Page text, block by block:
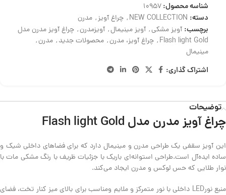
شناسه محصول:10957
دسته: NEW COLLECTION
, چراغ آویز, مدرن
برچسب: آویز مشکی, آویز مینیمال, آویزمدرن, چراغ آویز مدرن مدل
Flash light Gold
, چراغ آویز، مدرن, محصولات جدید, مدرن,
مینیمال
اشتراک گذاری:
توضیحات
چراغ آویز مدرن مدل Flash light Gold
این آویز سقفی یک طراحی مدرن و مینیمال دارد که برای فضاهای داخلی شیک و
ساده ایده‌آل است.طراحی استوانه‌ای باریک با جزئیات ظریف با رنگ مشکی مات با
نوار طلایی که حس لوکس و مدرن ایجاد می‌کند.
منبع نورLED داخلی با نور متمرکز و ملایم ومناسب برای بالای میز کنار تخت، فضای